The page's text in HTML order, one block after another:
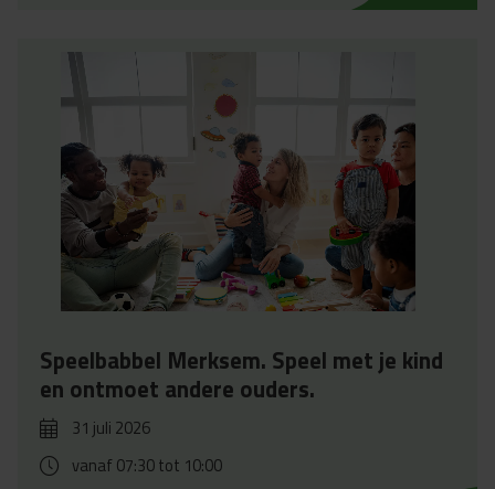
Speelbabbel Merksem. Speel met je kind
en ontmoet andere ouders.
31 juli 2026
vanaf 07:30tot 10:00